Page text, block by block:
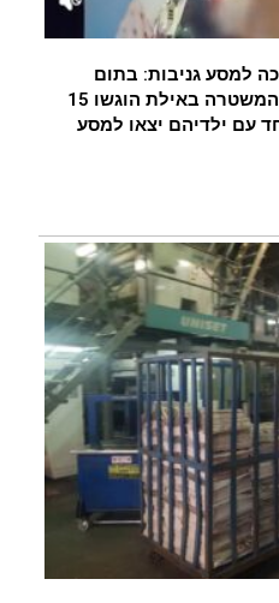
למסע גניבות: בתום
חקירה מאומצת של חוקרי המשטרה באילת הוגשו 15
עם ילדיהם יצאו למסע